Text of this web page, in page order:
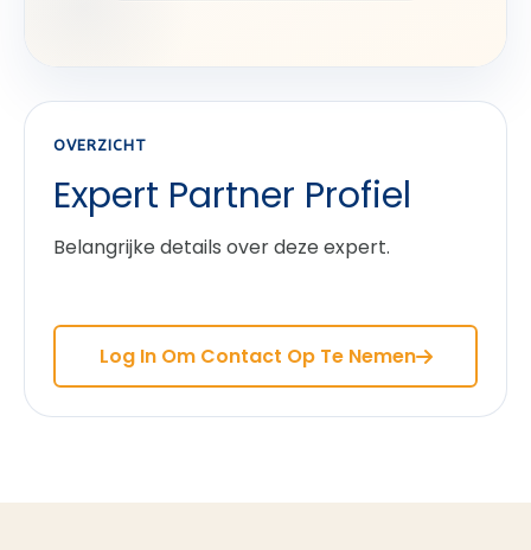
OVERZICHT
Expert Partner Profiel
Belangrijke details over deze expert.
Log In Om Contact Op Te Nemen